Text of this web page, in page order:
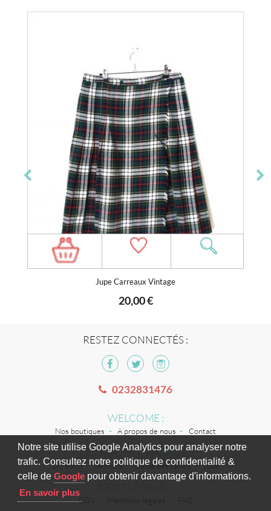
Notre site utilise Google Analytics pour analyser notre
trafic. Consultez notre politique de confidentialité &
celle de Googlepour obtenir davantage d'informations.
En savoir plus
Jupe Carreaux Vintage
20,00 €
RESTEZ CONNECTÉS :
0232831476
WELCOME :
Nos boutiques A propos de nous Contact
LES + DE TILT VINTAGE :
Livraison Retours Guide des tailles Jobs
CGV